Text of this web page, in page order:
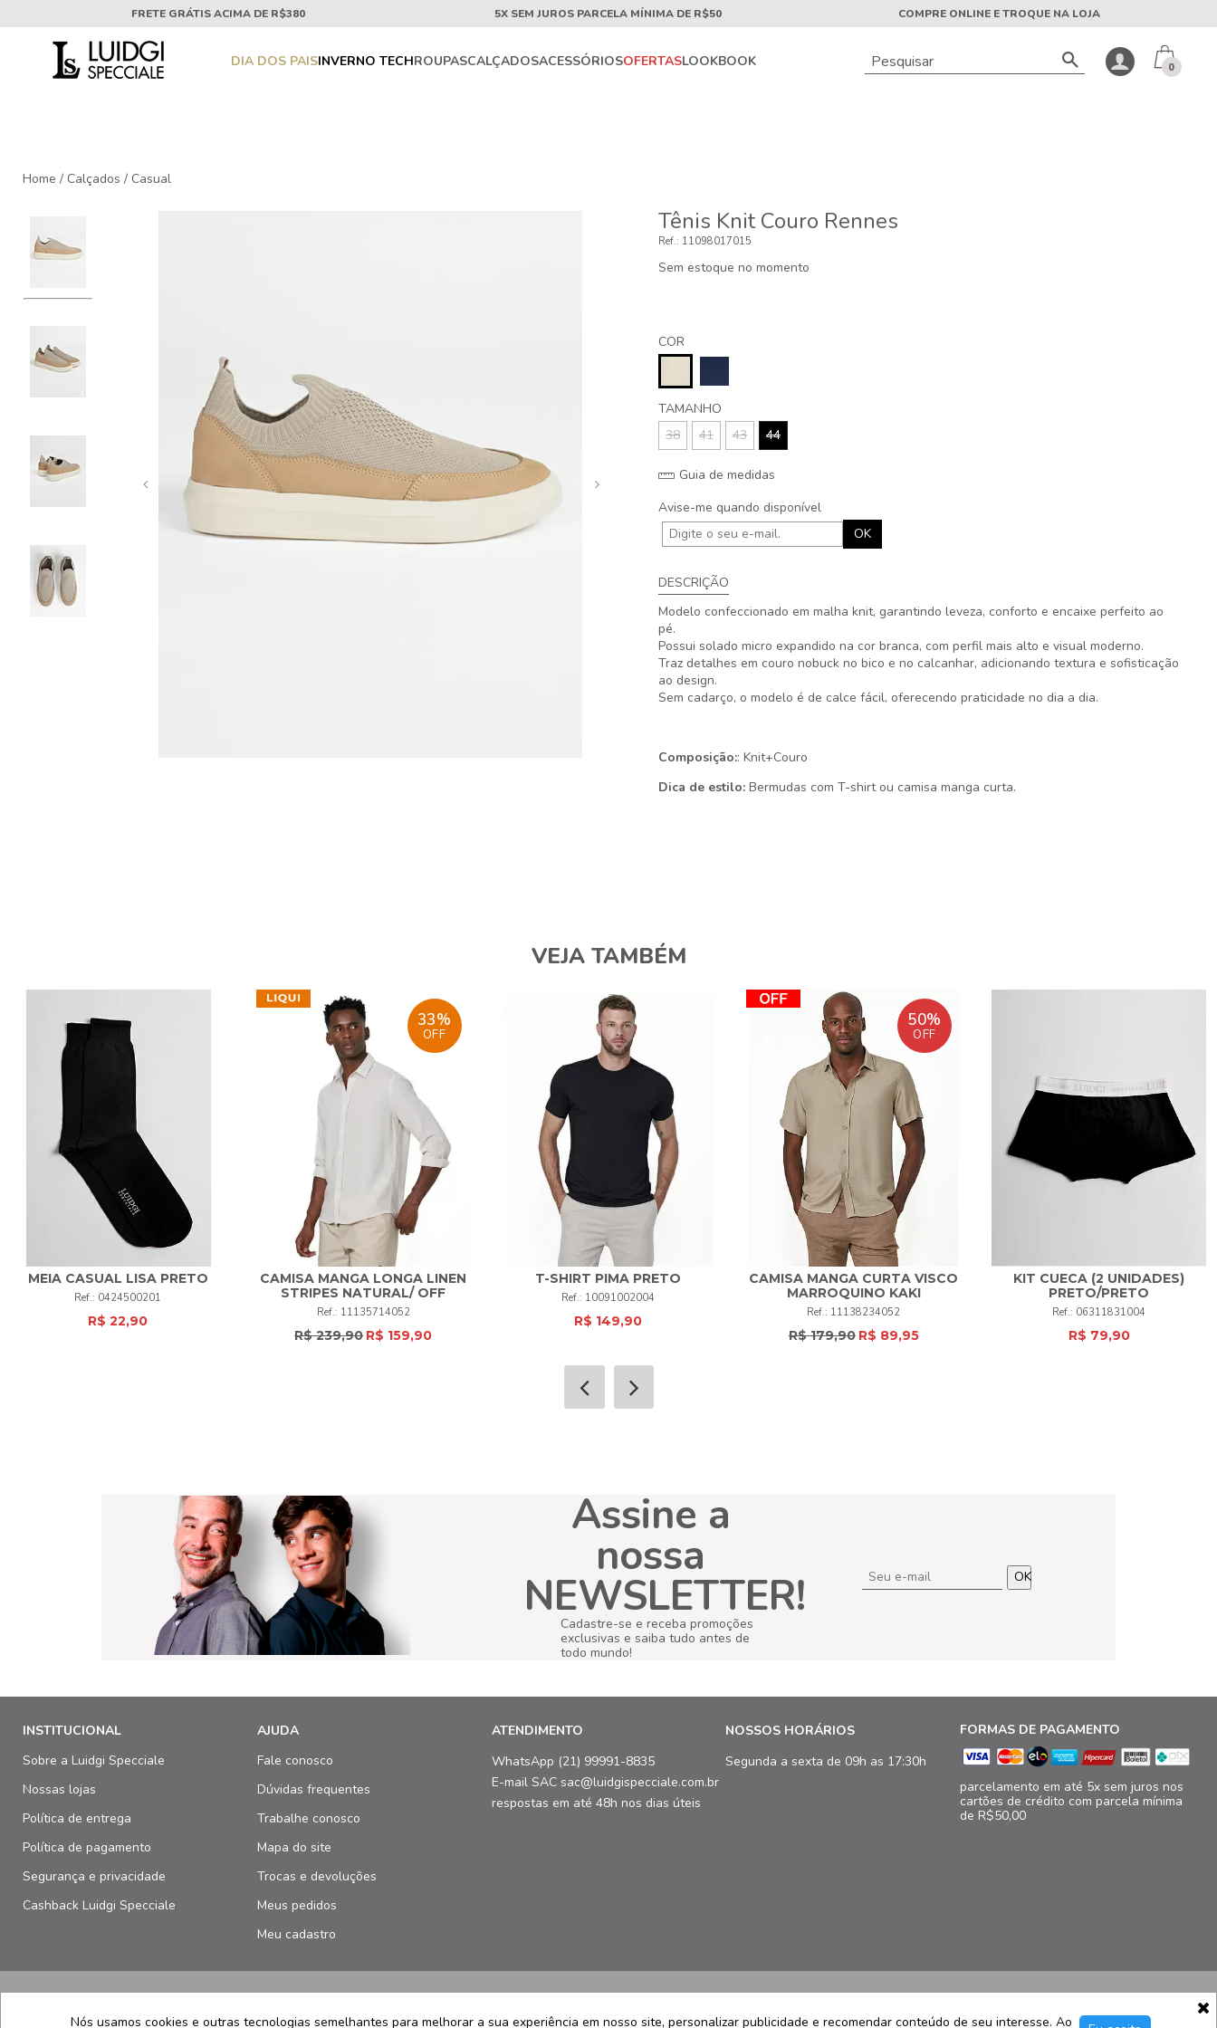
FRETE GRÁTIS ACIMA DE R$380 5X SEM JUROS PARCELA MÍNIMA DE R$50 COMPRE ONLINE E TROQUE NA LOJA
DIA DOS PAISINVERNO TECHROUPASCALÇADOSACESSÓRIOSOFERTASLOOKBOOK 0
Home / Calçados / Casual
Tênis Knit Couro Rennes
11098017015
Sem estoque no momento
COR
TAMANHO
38
41 43 44
Guia de medidas
Avise-me quando disponível
OK
DESCRIÇÃO
Modelo confeccionado em malha knit, garantindo leveza, conforto e encaixe perfeito ao
pé.
Possui solado micro expandido na cor branca, com perfil mais alto e visual moderno.
Traz detalhes em couro nobuck no bico e no calcanhar, adicionando textura e sofisticação
ao design.
Sem cadarço, o modelo é de calce fácil, oferecendo praticidade no dia a dia.
Composição:: Knit+Couro
Dica de estilo: Bermudas com T-shirt ou camisa manga curta.
VEJA TAMBÉM
UNI +
MEIA CASUAL LISA PRETO
0424500201
R$ 22,90
33%
OFF
2 3 4 5 +
COMPRAR
CAMISA MANGA LONGA LINEN
STRIPES NATURAL/ OFF
11135714052
R$ 239,90 R$ 159,90
G GG XG
T-SHIRT PIMA PRETO
10091002004
R$ 149,90
50%
OFF
2 5 +
COMPRAR
CAMISA MANGA CURTA VISCO
MARROQUINO KAKI
11138234052
R$ 179,90 R$ 89,95
M G EG +
COMPRAR
KIT CUECA (2 UNIDADES)
PRETO/PRETO
06311831004
R$ 79,90
Assine a
nossa
NEWSLETTER!
Cadastre-se e receba promoções
exclusivas e saiba tudo antes de
todo mundo!
OK
INSTITUCIONAL
Sobre a Luidgi Specciale
Nossas lojas
Política de entrega
Política de pagamento
Segurança e privacidade
Cashback Luidgi Specciale
AJUDA
Fale conosco
Dúvidas frequentes
Trabalhe conosco
Mapa do site
Trocas e devoluções
Meus pedidos
Meu cadastro
ATENDIMENTO
WhatsApp (21) 99991-8835
E-mail SAC sac@luidgispecciale.com.br
respostas em até 48h nos dias úteis
NOSSOS HORÁRIOS
Segunda a sexta de 09h as 17:30h
FORMAS DE PAGAMENTO
parcelamento em até 5x sem juros nos
cartões de crédito com parcela mínima
de R$50,00
Avenida Ayrton Senna, 5.500, Bloco 11, loja 124/125 - Barra da Tijuca - Rio de Janeiro - RJ – CEP
Nós usamos cookies e outras tecnologias semelhantes para melhorar a sua experiência em nosso site, personalizar publicidade e recomendar conteúdo de seu interesse. Ao